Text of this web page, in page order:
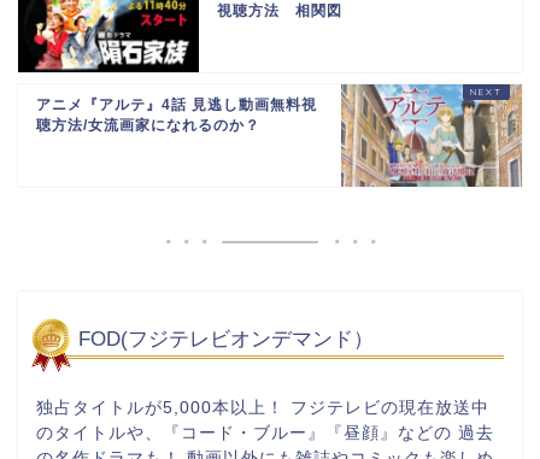
視聴方法 相関図
アニメ『アルテ』4話 見逃し動画無料視
聴方法/女流画家になれるのか？
FOD(フジテレビオンデマンド）
独占タイトルが5,000本以上！ フジテレビの現在放送中
のタイトルや、『コード・ブルー』『昼顔』などの 過去